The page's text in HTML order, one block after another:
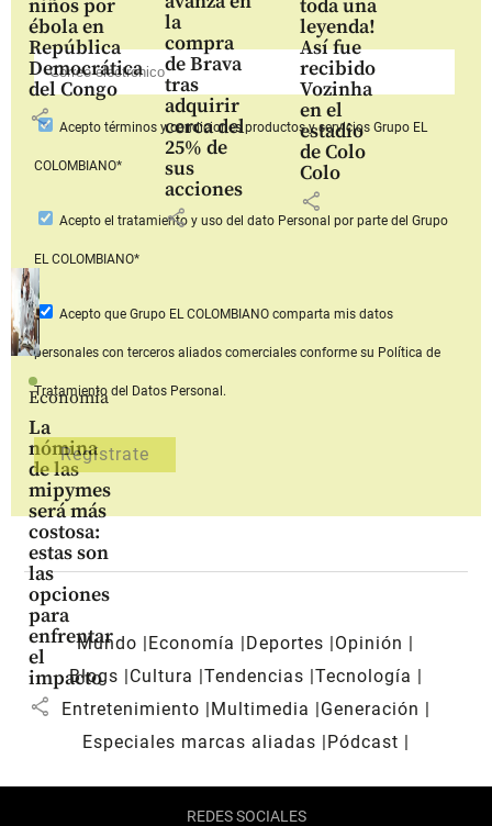
niños por
ébola en
República
Democrática
del Congo
share
la
compra
de Brava
tras
adquirir
cerca del
25% de
sus
acciones
share
toda una
leyenda!
Así fue
recibido
Vozinha
en el
estadio
de Colo
Colo
share
Economía
La
nómina
de las
mipymes
será más
costosa:
estas son
las
opciones
para
enfrentar
el
impacto
share
Aceptotérminos y condiciones productos y serviciosGrupo EL
COLOMBIANO*
Acepto el tratamiento y uso del dato Personal por parte del Grupo
EL COLOMBIANO*
Acepto que Grupo EL COLOMBIANOcomparta mis datos
personales con terceros aliados comerciales conforme su Política de
Tratamiento del Datos Personal.
Mundo Economía Deportes
Opinión
Blogs
Cultura Tendencias Tecnología
Entretenimiento
Multimedia
Generación
Especiales marcas aliadas
Pódcast
REDES SOCIALES